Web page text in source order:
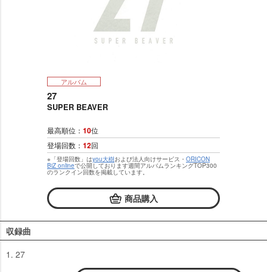
アルバム
27
SUPER BEAVER
最高順位： 10位
登場回数： 12回
※「登場回数」はyou大樹および法人向けサービス・ ORICON
BiZ onlineで公開しております週間アルバムランキングTOP300
のランクイン回数を掲載しています。
商品購入
収録曲
1. 27